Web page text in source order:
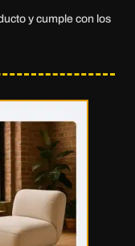
y cumple con los